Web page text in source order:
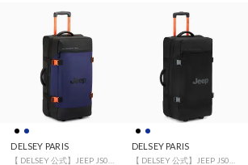
DELSEY PARIS DELSEY PARIS